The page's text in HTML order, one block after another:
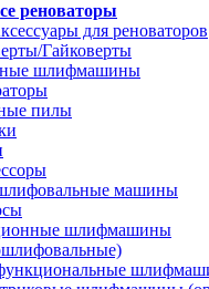
реноваторы
для реноваторов
Гайковерты
шлифмашины
пилы
машины
шлифмашины